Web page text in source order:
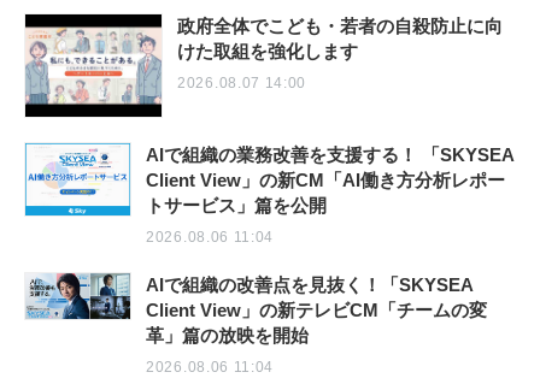
政府全体でこども・若者の自殺防止に向
けた取組を強化します
2026.08.07 14:00
AIで組織の業務改善を支援する！ 「SKYSEA
Client View」の新CM「AI働き方分析レポー
トサービス」篇を公開
2026.08.06 11:04
AIで組織の改善点を見抜く！「SKYSEA
Client View」の新テレビCM「チームの変
革」篇の放映を開始
2026.08.06 11:04